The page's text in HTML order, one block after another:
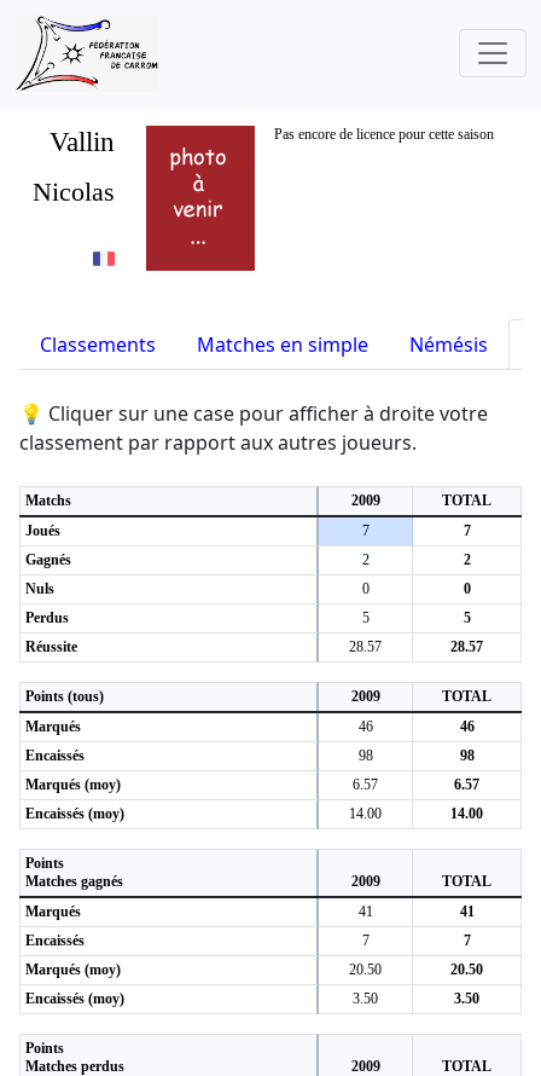
Vallin Pas encore de licence pour cette saison
Nicolas
Classements Matches en simple Némésis
💡 Cliquer sur une case pour afficher à droite votre
classement par rapport aux autres joueurs.
Matchs 2009
TOTAL
Joués
7
7
Gagnés
2
2
Nuls
0
0
Perdus
5
5
Réussite
28.57 28.57
Points (tous) 2009
TOTAL
Marqués
46
46
Encaissés
98
98
Marqués (moy)
6.57
6.57
Encaissés (moy)
14.00 14.00
Points
Matches gagnés
2009
TOTAL
Marqués
41
41
Encaissés
7
7
Marqués (moy)
20.50
20.50
Encaissés (moy)
3.50 3.50
Points
Matches perdus
2009
TOTAL